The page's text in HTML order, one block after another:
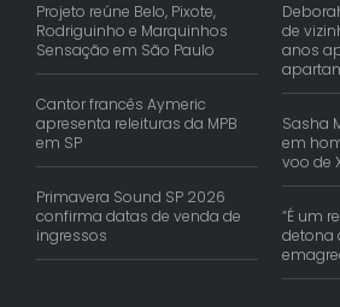
Projeto reúne Belo, Pixote,
Rodriguinho e Marquinhos
Sensação em São Paulo
Cantor francês Aymeric
apresenta releituras da MPB
em SP
Primavera Sound SP 2026
confirma datas de venda de
ingressos
de
anos
Sasha
em
voo de
“É um
detona